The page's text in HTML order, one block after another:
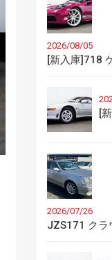
2026/08/05
[新入庫]718
[
2026/07/26
JZS171 クラ